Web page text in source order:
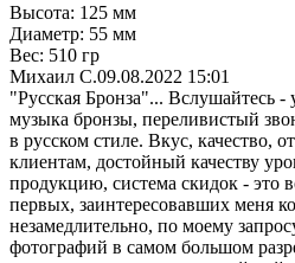
Высота: 125 мм
Диаметр: 55 мм
Вес: 510 гр
Михаил С.09.08.2022 15:01
"Русская Бронза"... Вслушайтесь -
музыка бронзы, переливистый
в русском стиле. Вкус, качество,
клиентам, достойный качеству
продукцию, система скидок - это
первых, заинтересовавших меня
незамедлительно, по моему
фотографий в самом большом